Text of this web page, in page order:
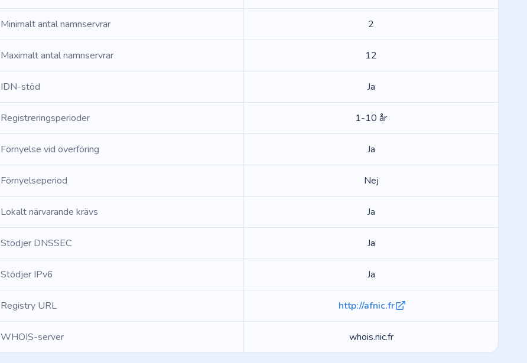
Minimalt antal namnservrar 2
Maximalt antal namnservrar 12
IDN-stöd Ja
Registreringsperioder 1-10 år
Förnyelse vid överföring Ja
Förnyelseperiod Nej
Lokalt närvarande krävs Ja
Stödjer DNSSEC Ja
Stödjer IPv6 Ja
Registry URL http://afnic.fr
WHOIS-server whois.nic.fr